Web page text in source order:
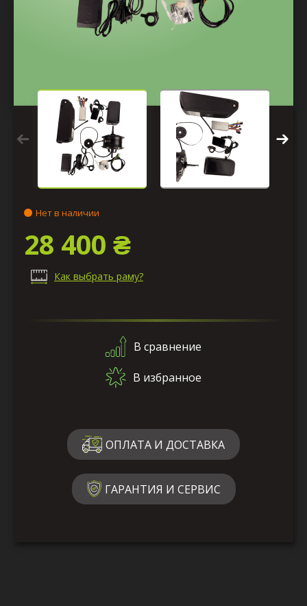
Нет в наличии
28 400 ₴
Как выбрать раму?
В сравнение
В избранное
ОПЛАТА И ДОСТАВКА
ГАРАНТИЯ И СЕРВИС